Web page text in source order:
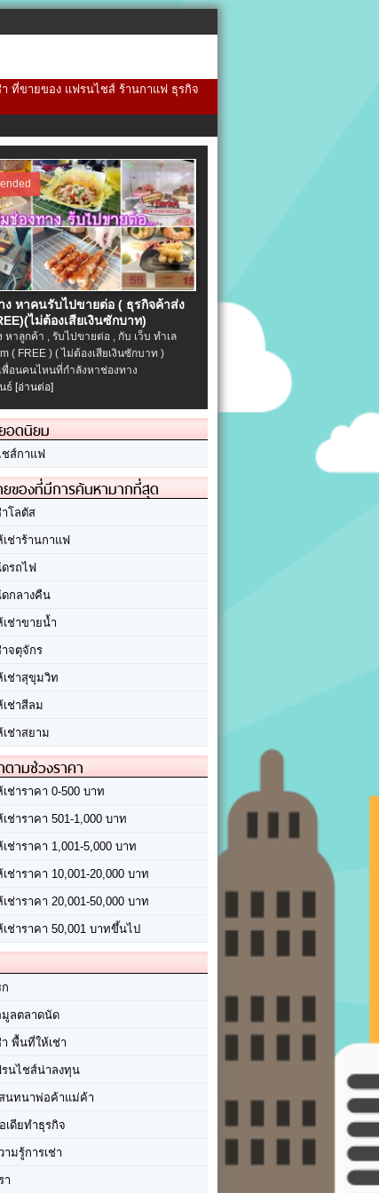
ที่ขายของ แฟรนไชส์ ร้านกาแฟ ธุรกิจ
ง หาคนรับไปขายต่อ ( ธุรกิจค้าส่ง
ไม่ต้องเสียเงินซักบาท)
หาลูกค้า , รับไปขายต่อ , กับ เว็บ ทำเล
( FREE ) ( ไม่ต้องเสียเงินซักบาท )
พื่อนคนไหนที่กำลังหาช่องทาง
ธ์ [อ่านต่อ]
อดนิยม
ส์กาแฟ
ยของที่มีการค้นหามากที่สุด
โลตัส
ช่าร้านกาแฟ
รถไฟ
กลางคืน
ช่าขายน้ำ
จตุจักร
ช่าสุขุมวิท
ช่าสีลม
ช่าสยาม
ามช่วงราคา
ช่าราคา 0-500 บาท
ช่าราคา 501-1,000 บาท
ช่าราคา 1,001-5,000 บาท
ช่าราคา 10,001-20,000 บาท
ช่าราคา 20,001-50,000 บาท
ช่าราคา 50,001 บาทขึ้นไป
ลตลาดนัด
พื้นที่ให้เช่า
นไชส์น่าลงทุน
นทนาพ่อค้าแม่ค้า
เดียทำธุรกิจ
ามรู้การเช่า
า